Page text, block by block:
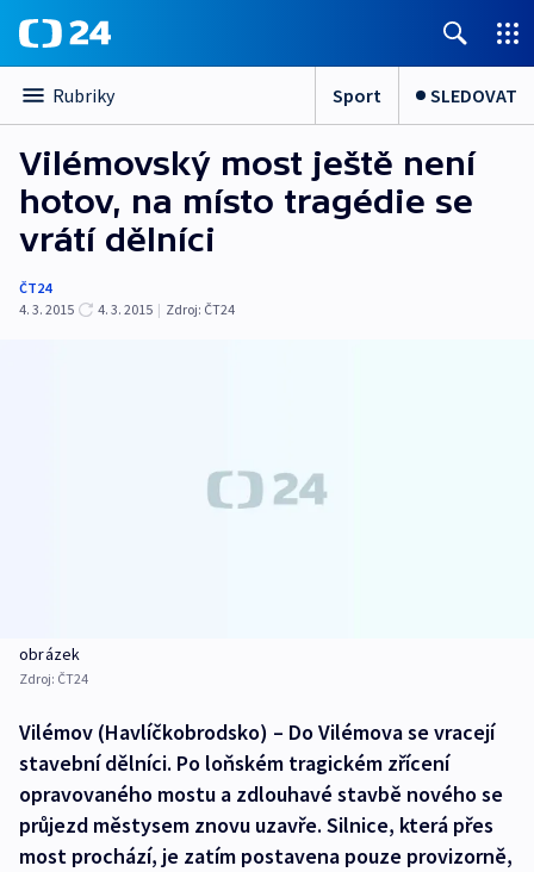
Rubriky Sport SLEDOVAT
Vilémovský most ještě není
hotov, na místo tragédie se
vrátí dělníci
ČT24
4. 3. 2015
4. 3. 2015 | Zdroj: ČT24
obrázek
Zdroj: ČT24
Vilémov (Havlíčkobrodsko) – Do Vilémova se vracejí
stavební dělníci. Po loňském tragickém zřícení
opravovaného mostu a zdlouhavé stavbě nového se
průjezd městysem znovu uzavře. Silnice, která přes
most prochází, je zatím postavena pouze provizorně,